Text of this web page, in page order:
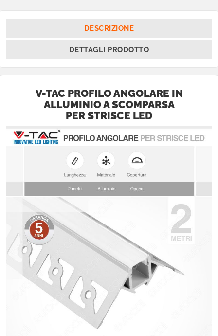
DESCRIZIONE
DETTAGLI PRODOTTO
V-TAC PROFILO ANGOLARE IN
ALLUMINIO A SCOMPARSA
PER STRISCE LED